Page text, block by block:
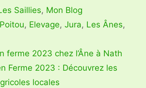
Saillies, Mon Blog
, Elevage,Jura, Les Ânes,
ferme 2023 chez l’Âne à Nath
Ferme 2023 : Découvrez les
locales